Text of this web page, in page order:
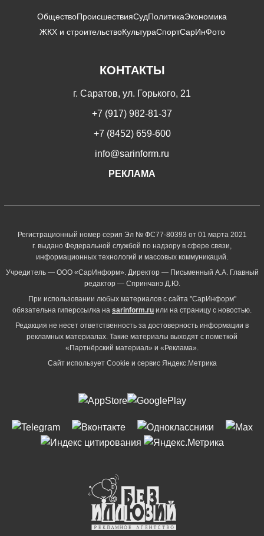
ОбществоПроисшествияСудПолитикаЭкономика
ЖКХ и строительствоКультураСпортСарИнФото
КОНТАКТЫ
г. Саратов, ул. Горького, 21
+7 (917) 982-81-37
+7 (8452) 659-600
info@sarinform.ru
РЕКЛАМА
Регистрационный номер серия Эл № ФС77-80393 от 01 марта 2021
г. выдано Федеральной службой по надзору в сфере связи,
информационных технологий и массовых коммуникаций.
Учредитель — ООО «СарИнформ». Директор — Письменный А.А. Главный
редактор — Спринчанэ Д.Ю.
При использовании любых материалов с сайта "СарИнформ"
обязательна гиперссылка на sarinform.ru или на страницу с новостью.
Редакция не несет ответственность за достоверность информации в
рекламных материалах. Такие материалы выходят с пометкой
«Партнёрский материал» и «Реклама».
Сайт использует Cookie и сервиc Яндекс.Метрика